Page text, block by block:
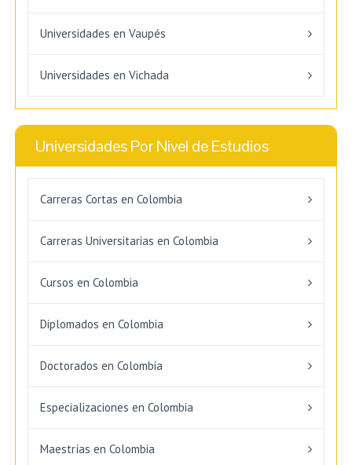
Universidades en Vaupés
Universidades en Vichada
Universidades Por Nivel de Estudios
Carreras Cortas en Colombia
Carreras Universitarias en Colombia
Cursos en Colombia
Diplomados en Colombia
Doctorados en Colombia
Especializaciones en Colombia
Maestrías en Colombia